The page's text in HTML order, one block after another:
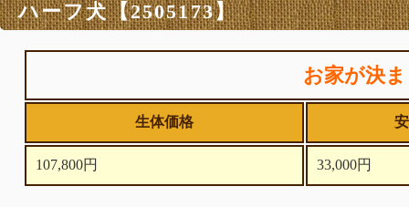
ハーフ犬【2505173】
お家が決
生体価格
107,800円 33,000円